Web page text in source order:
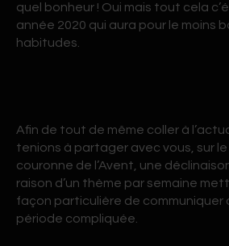
quel bonheur ! Oui mais tout cela
année 2020 qui aura pour le moins
habitudes.
Afin de tout de même coller à
tenions à partager avec vous, sur
couronne de l’Avent, une
raison d’un thème par semaine
façon particulière de
période compliquée.